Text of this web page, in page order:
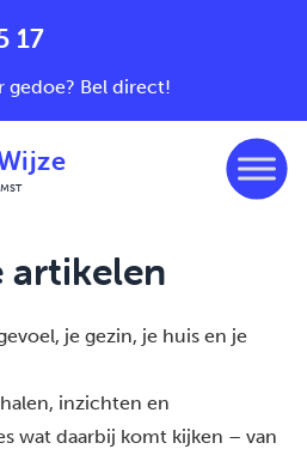
17
gedoe? Bel direct!
artikelen
je gezin, je huis en je
inzichten en
wat daarbij komt kijken – van